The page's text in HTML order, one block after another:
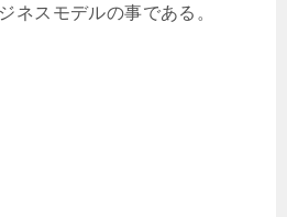
ネスモデルの事である。